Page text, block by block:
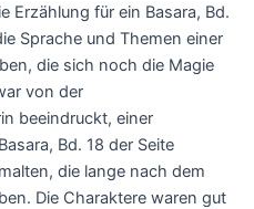
Erzählung für ein Basara, Bd.
Sprache und Themen einer
die sich noch die Magie
von der
beeindruckt, einer
Bd. 18 der Seite
die lange nach dem
Die Charaktere waren gut